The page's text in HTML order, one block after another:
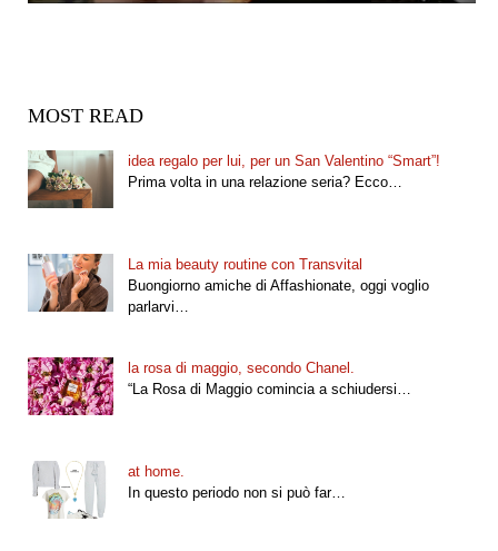
MOST READ
idea regalo per lui, per un San Valentino “Smart”!
Prima volta in una relazione seria? Ecco…
La mia beauty routine con Transvital
Buongiorno amiche di Affashionate, oggi voglio
parlarvi…
la rosa di maggio, secondo Chanel.
“La Rosa di Maggio comincia a schiudersi…
at home.
In questo periodo non si può far…